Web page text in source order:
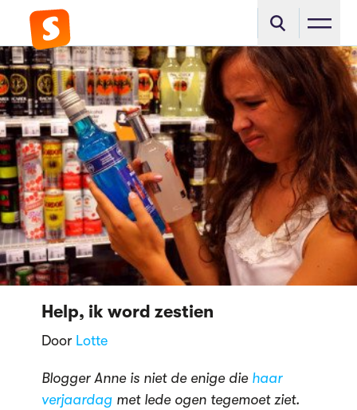
Help, ik word zestien
Door Lotte
Blogger Anne is niet de enige die haar
verjaardag met lede ogen tegemoet ziet.